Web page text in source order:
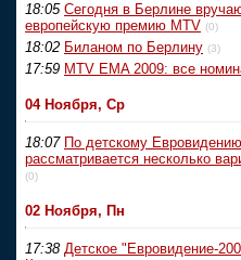
18:05 Сегодня в Берлине
европейскую премию MTV (0)
18:02 Биланом по Берлину (3)
17:59 MTV EMA 2009: все
04 Ноября, Ср
18:07 По детскому Евровидению
рассматривается несколько
(0)
02 Ноября, Пн
17:38 Детское "Евровидение-